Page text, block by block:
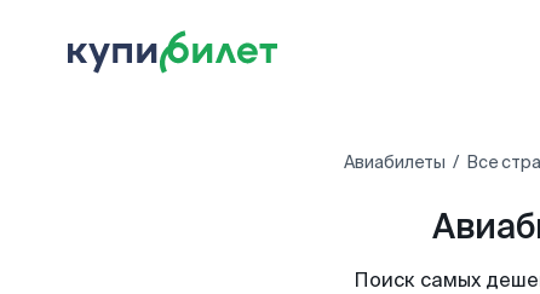
Авиабилеты Все
Поиск самых